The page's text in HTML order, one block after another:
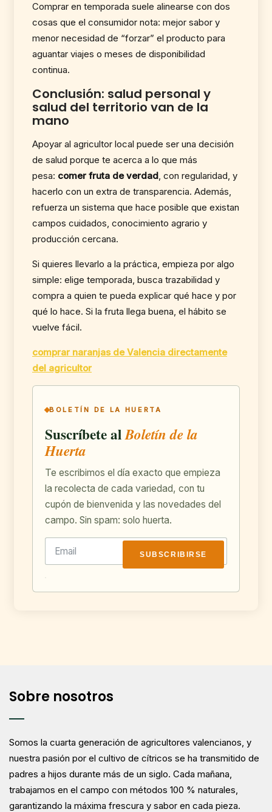
Comprar en temporada suele alinearse con dos
cosas que el consumidor nota: mejor sabor y
menor necesidad de “forzar” el producto para
aguantar viajes o meses de disponibilidad
continua.
Conclusión: salud personal y
salud del territorio van de la
mano
Apoyar al agricultor local puede ser una decisión
de salud porque te acerca a lo que más
pesa: comer fruta de verdad, con regularidad, y
hacerlo con un extra de transparencia. Además,
refuerza un sistema que hace posible que existan
campos cuidados, conocimiento agrario y
producción cercana.
Si quieres llevarlo a la práctica, empieza por algo
simple: elige temporada, busca trazabilidad y
compra a quien te pueda explicar qué hace y por
qué lo hace. Si la fruta llega buena, el hábito se
vuelve fácil.
comprar naranjas de Valencia directamente
del agricultor
BOLETÍN DE LA HUERTA
Suscríbete alBoletín de la
Huerta
Te escribimos el día exacto que empieza
la recolecta de cada variedad, con tu
cupón de bienvenida y las novedades del
campo. Sin spam: solo huerta.
SUBSCRIBIRSE
Sobre nosotros
Somos la cuarta generación de agricultores valencianos, y
nuestra pasión por el cultivo de cítricos se ha transmitido de
padres a hijos durante más de un siglo. Cada mañana,
trabajamos en el campo con métodos 100 % naturales,
garantizando la máxima frescura y sabor en cada pieza.